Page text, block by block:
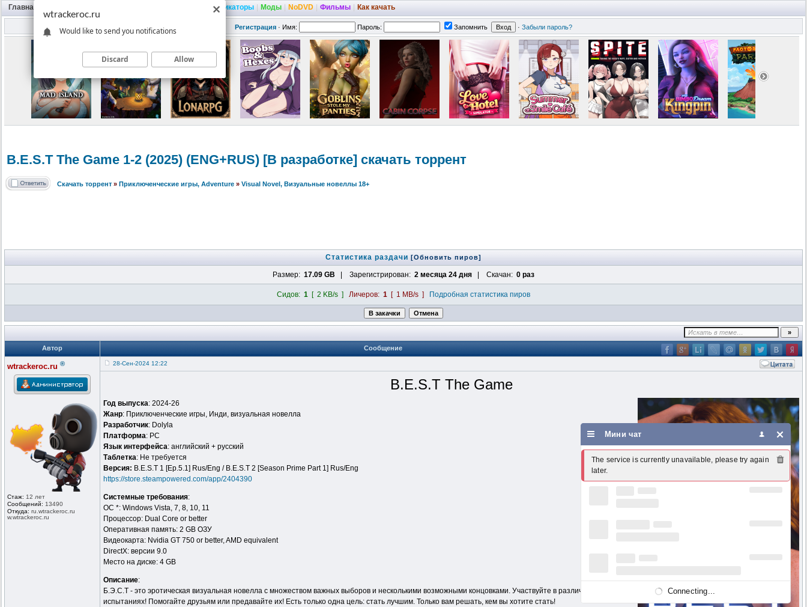
Главная Русификаторы Моды NoDVD Фильмы Как качать
Регистрация · Имя: Пароль: Запомнить · Забыли пароль?
B.E.S.T The Game 1-2 (2025) (ENG+RUS) [В разработке] скачать торрент
Скачать торрент » Приключенческие игры, Adventure » Visual Novel, Визуальные новеллы 18+
Статистика раздачи [Обновить пиров]
Размер: 17.09 GB | Зарегистрирован: 2 месяца 24 дня | Скачан: 0 раз
Сидов: 1 [ 2 KB/s ] Личеров: 1 [ 1 MB/s ] Подробная статистика пиров
Автор Сообщение
wtrackeroc.ru ®
Стаж: 12 лет
Сообщений: 13490
Откуда: ru.wtrackeroc.ru
w.wtrackeroc .ru
28-Сен-2024 12:22
B.E.S.T The Game
Год выпуска: 2024-26
Жанр: Приключенческие игры, Инди, визуальная новелла
Разработчик: Dolyla
Платформа: PC
Язык интерфейса: английский + русский
Таблeтка: Не требуется
Версия: B.E.S.T 1 [Ep.5.1] Rus/Eng / B.E.S.T 2 [Season Prime Part 1] Rus/Eng
https://store.steampowered.com/app/2404390
Системные требования:
ОС *: Windows Vista, 7, 8, 10, 11
Процессор: Dual Core or better
Оперативная память: 2 GB ОЗУ
Видеокарта: Nvidia GT 750 or better, AMD equivalent
DirectX: версии 9.0
Место на диске: 4 GB
Описание:
Б.Э.С.Т - это эротическая визуальная новелла с множеством важных выборов и несколькими возможными концовками. Участвуйте в различных
испытаниях! Помогайте друзьям или предавайте их! Есть только одна цель: стать лучшим. Только вам решать, кем вы хотите стать!
wtrackeroc.ru
Would like to send you notifications
Discard Allow
Мини чат
The service is currently unavailable, please try again
later.
Connecting...